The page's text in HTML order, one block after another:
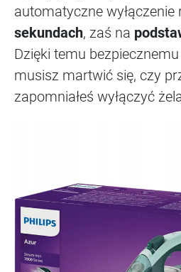
automatyczne wyłączenie
sekundach, zaś na
Dzięki temu
musisz martwić się, czy
zapomniałeś wyłączyć